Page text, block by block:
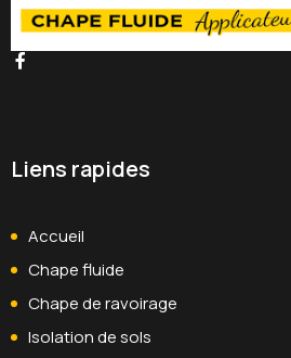
Liens rapides
Accueil
Chape fluide
Chape de ravoirage
Isolation de sols